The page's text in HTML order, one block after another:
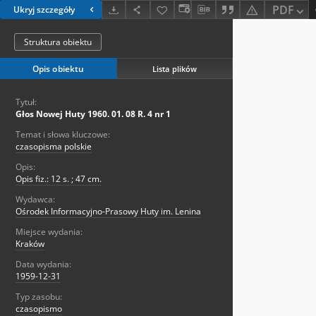
Ukryj szczegóły PDF
Struktura obiektu
Opis obiektu Lista plików
Tytuł:
Głos Nowej Huty 1960. 01. 08 R. 4 nr 1
Temat i słowa kluczowe:
czasopisma polskie
Opis:
Opis fiz.: 12 s. ; 47 cm.
Wydawca:
Ośrodek Informacyjno-Prasowy Huty im. Lenina
Miejsce wydania:
Kraków
Data wydania:
1959-12-31
Typ zasobu:
czasopismo